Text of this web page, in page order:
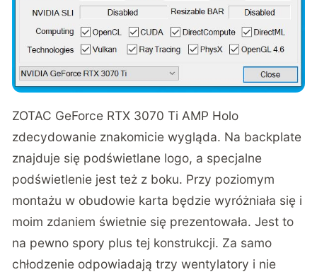
ZOTAC GeForce RTX 3070 Ti AMP Holo
zdecydowanie znakomicie wygląda. Na backplate
znajduje się podświetlane logo, a specjalne
podświetlenie jest też z boku. Przy poziomym
montażu w obudowie karta będzie wyróżniała się i
moim zdaniem świetnie się prezentowała. Jest to
na pewno spory plus tej konstrukcji. Za samo
chłodzenie odpowiadają trzy wentylatory i nie